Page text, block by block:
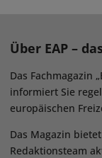
Über EAP –
Das Fachmagazin
informiert Sie
europäischen
Das Magazin
Redaktionsteam